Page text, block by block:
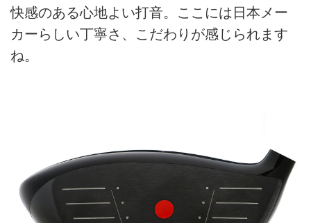
快感のある心地よい打音。ここには日本メー
カーらしい丁寧さ、こだわりが感じられます
ね。